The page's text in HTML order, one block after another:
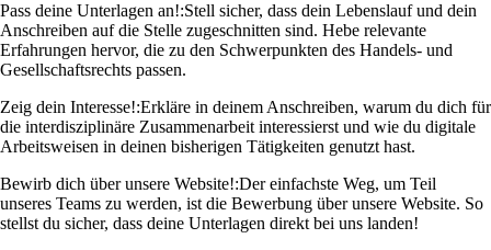
Pass deine Unterlagen an!:Stell sicher, dass dein Lebenslauf und dein
Anschreiben auf die Stelle zugeschnitten sind. Hebe relevante
Erfahrungen hervor, die zu den Schwerpunkten des Handels- und
Gesellschaftsrechts passen.
Zeig dein Interesse!:Erkläre in deinem Anschreiben, warum du dich für
die interdisziplinäre Zusammenarbeit interessierst und wie du digitale
Arbeitsweisen in deinen bisherigen Tätigkeiten genutzt hast.
Bewirb dich über unsere Website!:Der einfachste Weg, um Teil
unseres Teams zu werden, ist die Bewerbung über unsere Website. So
stellst du sicher, dass deine Unterlagen direkt bei uns landen!